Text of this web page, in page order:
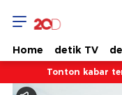
Home detik TV
Tonton kabar